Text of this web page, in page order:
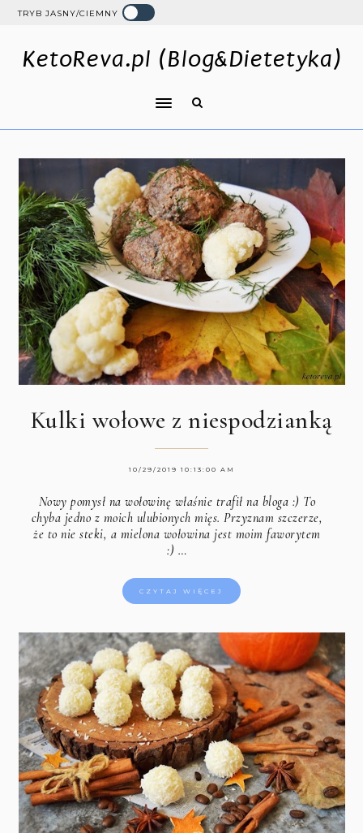
TRYB JASNY/CIEMNY
KetoReva.pl (Blog&Dietetyka)
Kulki wołowe z niespodzianką
10/29/2019 10:13:00 AM
Nowy pomysł na wołowinę właśnie trafił na bloga :) To
chyba jedno z moich ulubionych mięs. Przyznam szczerze,
że to nie steki, a mielona wołowina jest moim faworytem
:) …
CZYTAJ WIĘCEJ